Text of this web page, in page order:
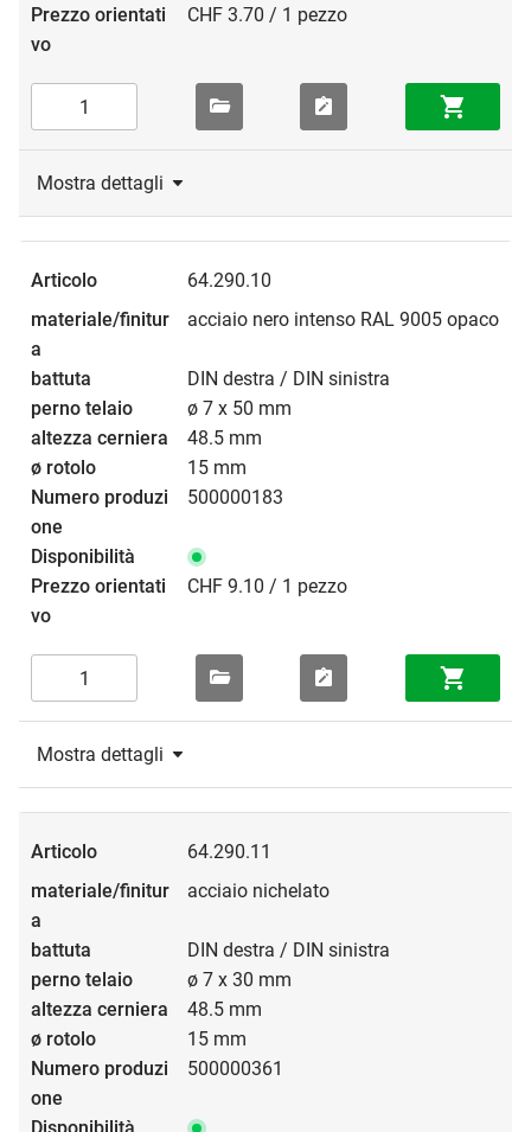
CHF 3.70 / 1 pezzo
Mostra dettagli
64.290.10
acciaio nero intenso RAL 9005 opaco
DIN destra / DIN sinistra
ø 7 x 50 mm
48.5 mm
15 mm
500000183
CHF 9.10 / 1 pezzo
Mostra dettagli
64.290.11
acciaio nichelato
DIN destra / DIN sinistra
ø 7 x 30 mm
48.5 mm
15 mm
500000361